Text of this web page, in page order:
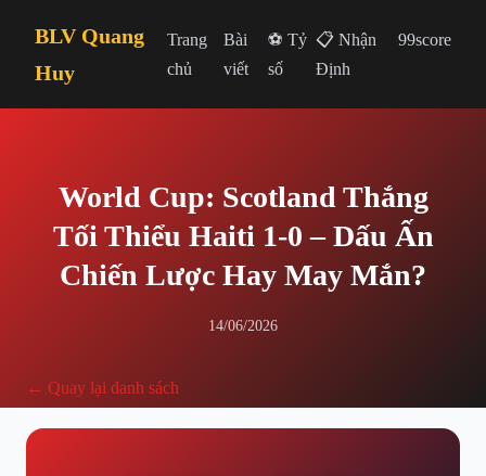
BLV Quang
Huy
Trang
chủ
Bài
viết
⚽ Tỷ
số
📋 Nhận
Định
99score
World Cup: Scotland Thắng
Tối Thiểu Haiti 1-0 – Dấu Ấn
Chiến Lược Hay May Mắn?
14/06/2026
← Quay lại danh sách